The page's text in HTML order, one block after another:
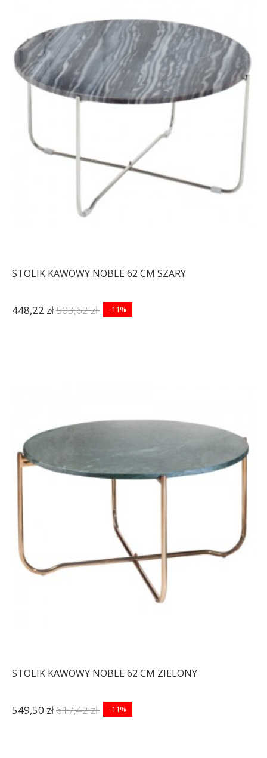
STOLIK KAWOWY NOBLE 62 CM SZARY
448,22 zł503,62 zł -11%
STOLIK KAWOWY NOBLE 62 CM ZIELONY
549,50 zł617,42 zł -11%